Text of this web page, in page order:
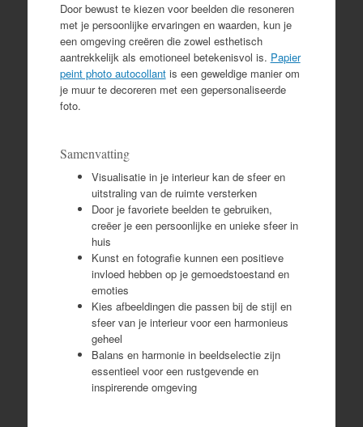
Door bewust te kiezen voor beelden die resoneren
met je persoonlijke ervaringen en waarden, kun je
een omgeving creëren die zowel esthetisch
aantrekkelijk als emotioneel betekenisvol is. Papier
peint photo autocollantis een geweldige manier om
je muur te decoreren met een gepersonaliseerde
foto.
Samenvatting
Visualisatie in je interieur kan de sfeer en
uitstraling van de ruimte versterken
Door je favoriete beelden te gebruiken,
creëer je een persoonlijke en unieke sfeer in
huis
Kunst en fotografie kunnen een positieve
invloed hebben op je gemoedstoestand en
emoties
Kies afbeeldingen die passen bij de stijl en
sfeer van je interieur voor een harmonieus
geheel
Balans en harmonie in beeldselectie zijn
essentieel voor een rustgevende en
inspirerende omgeving